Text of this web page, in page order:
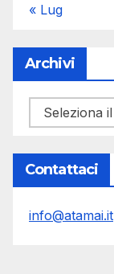
« Lug
Archivi
Archivi
Contattaci
info@atamai.it